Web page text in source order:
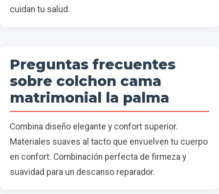
cuidan tu salud.
Preguntas frecuentes
sobre colchon cama
matrimonial la palma
Combina diseño elegante y confort superior.
Materiales suaves al tacto que envuelven tu cuerpo
en confort. Combinación perfecta de firmeza y
suavidad para un descanso reparador.